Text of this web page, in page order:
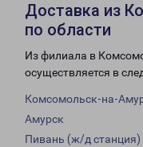
Доставка из
по области
Из филиала в
осуществляется в
Комсомольск-на-
Амурск
Пивань (ж/д станция)